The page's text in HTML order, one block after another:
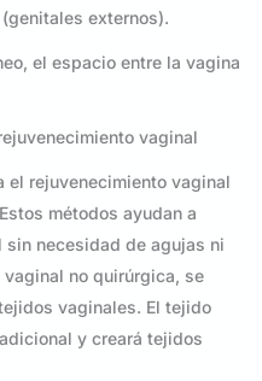
externos).
el espacio entre la vagina
vaginal
el rejuvenecimiento vaginal
métodos ayudan a
necesidad de agujas ni
no quirúrgica, se
vaginales. El tejido
y creará tejidos